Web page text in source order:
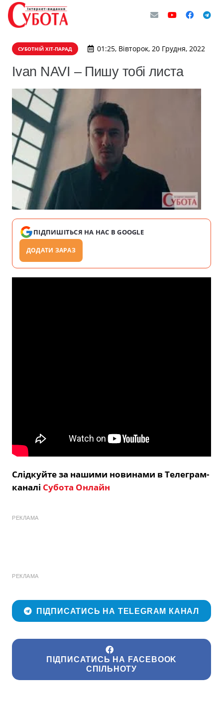
СУБОТНІЙ ХІТ-ПАРАД 01:25, Вівторок, 20 Грудня, 2022
Ivan NAVI – Пишу тобі листа
ПІДПИШІТЬСЯ НА НАС В GOOGLE
ДОДАТИ ЗАРАЗ
Слідкуйте за нашими новинами в Телеграм-
каналі Субота Онлайн
РЕКЛАМА
РЕКЛАМА
ПІДПИСАТИСЬ НА TELEGRAM КАНАЛ
ПІДПИСАТИСЬ НА FACEBOOK
СПІЛЬНОТУ